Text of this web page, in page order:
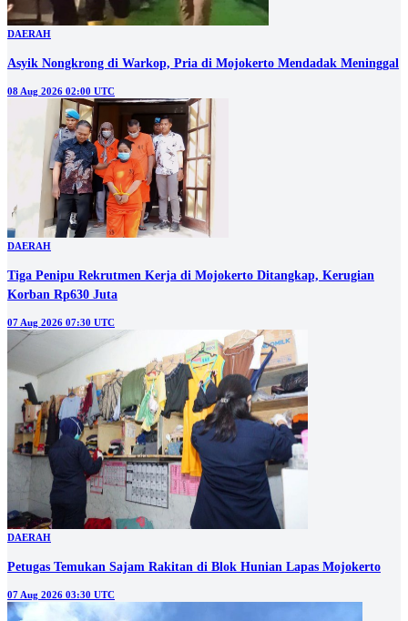
DAERAH
Asyik Nongkrong di Warkop, Pria di Mojokerto Mendadak Meninggal
08 Aug 2026 02:00 UTC
DAERAH
Tiga Penipu Rekrutmen Kerja di Mojokerto Ditangkap, Kerugian
Korban Rp630 Juta
07 Aug 2026 07:30 UTC
DAERAH
Petugas Temukan Sajam Rakitan di Blok Hunian Lapas Mojokerto
07 Aug 2026 03:30 UTC